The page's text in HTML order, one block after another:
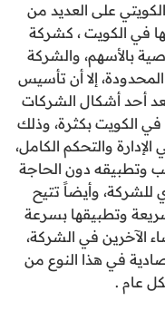
على العديد من
في الكويت ، كشركة
بالأسهم، والشركة
إلا أن تأسيس
أحد أشكال الشركات
الكويت بكثرة، وذلك
الإدارة والتحكم الكامل،
وتطبيقه دون الحاجة
للشركة، وأيضاً تتيح
وتطبيقها بسرعة
الآخرين في الشركة،
في هذا النوع من
عام .